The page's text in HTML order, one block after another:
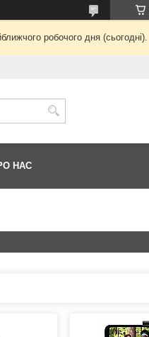
робочого дня (сьогодні).
НАС